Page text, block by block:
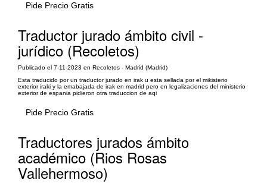
Pide Precio Gratis
Traductor jurado ámbito civil -
jurídico (Recoletos)
Publicado el 7-11-2023 en Recoletos - Madrid (Madrid)
Esta traducido por un traductor jurado en irak u esta sellada por el mikisterio
exterior iraki y la emabajada de irak en madrid pero en legalizaciones del ministerio
exterior de espania pidieron otra traduccion de aqi
Pide Precio Gratis
Traductores jurados ámbito
académico (Rios Rosas
Vallehermoso)